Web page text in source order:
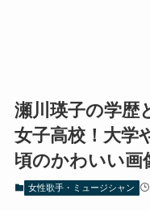
瀬川瑛子の学歴
女子高校！大学
頃のかわいい画
女性歌手・ミュージシャン